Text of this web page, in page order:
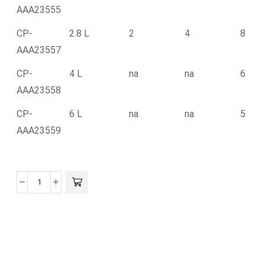
AAA23555
CP-
AAA23557
2.8 L 2 4 8
CP-
AAA23558
4 L na na 6
CP-
AAA23559
6 L na na 5